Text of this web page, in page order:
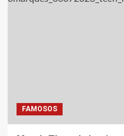
FAMOSOS